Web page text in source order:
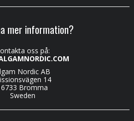
mer information?
oss på:
Nordic AB
14
Bromma
Sweden